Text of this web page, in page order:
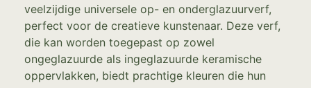
veelzijdige universele op- en onderglazuurverf,
perfect voor de creatieve kunstenaar. Deze verf,
die kan worden toegepast op zowel
ongeglazuurde als ingeglazuurde keramische
oppervlakken, biedt prachtige kleuren die hun